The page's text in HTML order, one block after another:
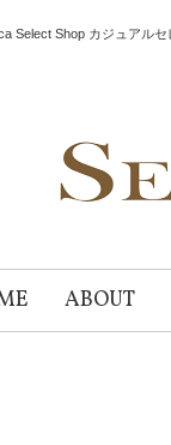
Select Shop カジュアル
ABOUT